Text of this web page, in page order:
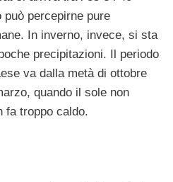
percepirne pure
In inverno, invece, si sta
precipitazioni. Il periodo
va dalla metà di ottobre
quando il sole non
fa troppo caldo.